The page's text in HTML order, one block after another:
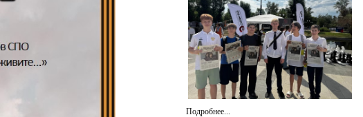
Подробнее...